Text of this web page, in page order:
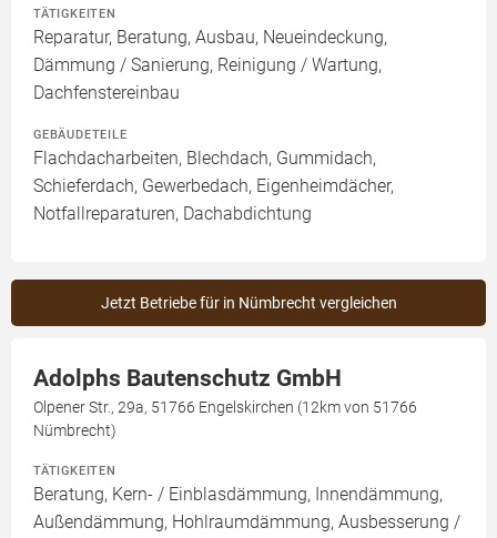
TÄTIGKEITEN
Reparatur, Beratung, Ausbau, Neueindeckung,
Dämmung / Sanierung, Reinigung / Wartung,
Dachfenstereinbau
GEBÄUDETEILE
Flachdacharbeiten, Blechdach, Gummidach,
Schieferdach, Gewerbedach, Eigenheimdächer,
Notfallreparaturen, Dachabdichtung
Jetzt Betriebe für in Nümbrecht vergleichen
Adolphs Bautenschutz GmbH
Olpener Str., 29a, 51766 Engelskirchen (12km von 51766
Nümbrecht)
TÄTIGKEITEN
Beratung, Kern- / Einblasdämmung, Innendämmung,
Außendämmung, Hohlraumdämmung, Ausbesserung /